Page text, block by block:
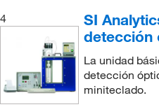
4
SI
detección
La unidad
detección
miniteclado.